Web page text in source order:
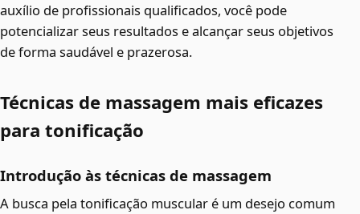
auxílio de profissionais qualificados, você pode
potencializar seus resultados e alcançar seus objetivos
de forma saudável e prazerosa.
Técnicas de massagem mais eficazes
para tonificação
Introdução às técnicas de massagem
A busca pela tonificação muscular é um desejo comum